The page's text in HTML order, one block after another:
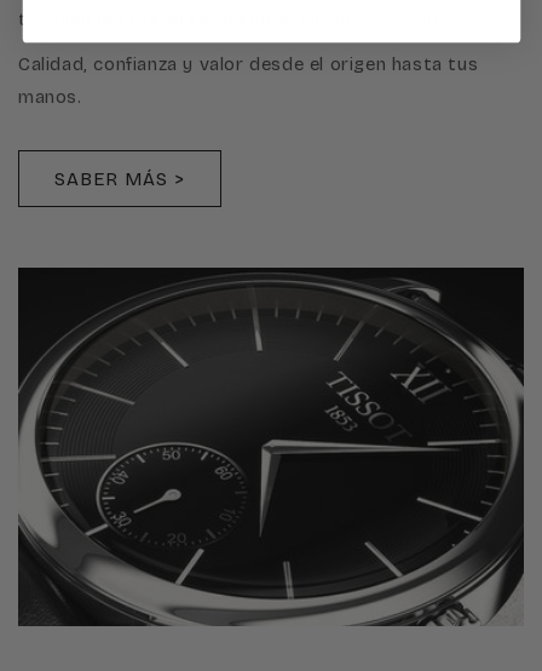
también
Calidad, confianza y valor desde el origen hasta tus
manos.
SABER MÁS >